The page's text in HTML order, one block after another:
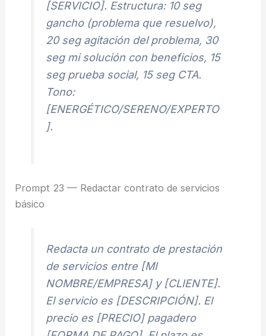
[SERVICIO]. Estructura: 10 seg
gancho (problema que resuelvo),
20 seg agitación del problema, 30
seg mi solución con beneficios, 15
seg prueba social, 15 seg CTA.
Tono:
[ENERGÉTICO/SERENO/EXPERTO
].
Prompt 23 — Redactar contrato de servicios
básico
Redacta un contrato de prestación
de servicios entre [MI
NOMBRE/EMPRESA] y [CLIENTE].
El servicio es [DESCRIPCIÓN]. El
precio es [PRECIO] pagadero